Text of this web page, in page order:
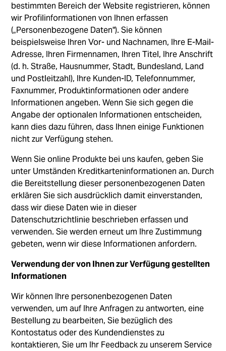
bestimmten Bereich der Website registrieren, können
wir Profilinformationen von Ihnen erfassen
(„Personenbezogene Daten"). Sie können
beispielsweise Ihren Vor- und Nachnamen, Ihre E-Mail-
Adresse, Ihren Firmennamen, Ihren Titel, Ihre Anschrift
(d. h. Straße, Hausnummer, Stadt, Bundesland, Land
und Postleitzahl), Ihre Kunden-ID, Telefonnummer,
Faxnummer, Produktinformationen oder andere
Informationen angeben. Wenn Sie sich gegen die
Angabe der optionalen Informationen entscheiden,
kann dies dazu führen, dass Ihnen einige Funktionen
nicht zur Verfügung stehen.
Wenn Sie online Produkte bei uns kaufen, geben Sie
unter Umständen Kreditkarteninformationen an. Durch
die Bereitstellung dieser personenbezogenen Daten
erklären Sie sich ausdrücklich damit einverstanden,
dass wir diese Daten wie in dieser
Datenschutzrichtlinie beschrieben erfassen und
verwenden. Sie werden erneut um Ihre Zustimmung
gebeten, wenn wir diese Informationen anfordern.
Verwendung der von Ihnen zur Verfügung gestellten
Informationen
Wir können Ihre personenbezogenen Daten
verwenden, um auf Ihre Anfragen zu antworten, eine
Bestellung zu bearbeiten, Sie bezüglich des
Kontostatus oder des Kundendienstes zu
kontaktieren, Sie um Ihr Feedback zu unserem Service